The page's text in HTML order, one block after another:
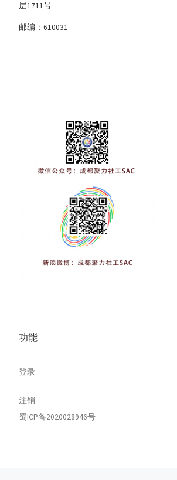
层1711号
邮编：610031
功能
登录
注销
蜀ICP备2020028946号